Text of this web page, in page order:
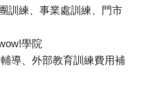
訓練、事業處訓練、門市
學院
導、外部教育訓練費用補